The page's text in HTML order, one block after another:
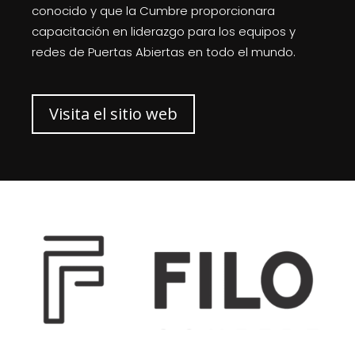
conocido y que la Cumbre proporcionara
capacitación en liderazgo para los equipos y
redes de Puertas Abiertas en todo el mundo.
Visita el sitio web